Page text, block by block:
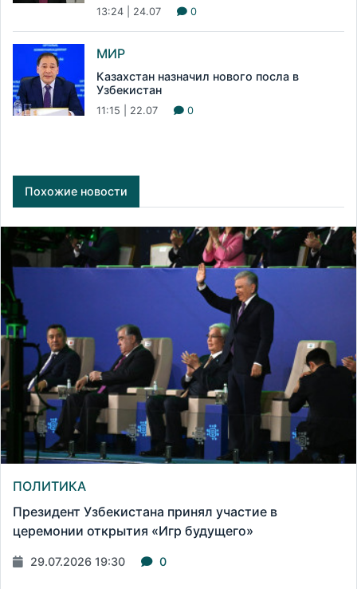
13:24 | 24.07 0
МИР
Казахстан назначил нового посла в
Узбекистан
11:15 | 22.07 0
Похожие новости
ПОЛИТИКА
Президент Узбекистана принял участие в
церемонии открытия «Игр будущего»
29.07.2026 19:30 0